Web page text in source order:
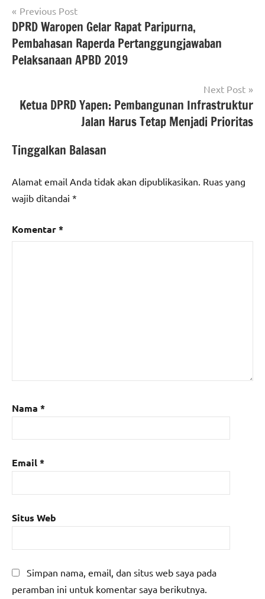
Navigasi
pos
Previous Post
DPRD Waropen Gelar Rapat Paripurna,
Pembahasan Raperda Pertanggungjawaban
Pelaksanaan APBD 2019
Next Post
Ketua DPRD Yapen: Pembangunan Infrastruktur
Jalan Harus Tetap Menjadi Prioritas
Tinggalkan Balasan
Alamat email Anda tidak akan dipublikasikan. Ruas yang
wajib ditandai *
Komentar*
Nama *
Email*
Situs Web
Simpan nama, email, dan situs web saya pada
peramban ini untuk komentar saya berikutnya.